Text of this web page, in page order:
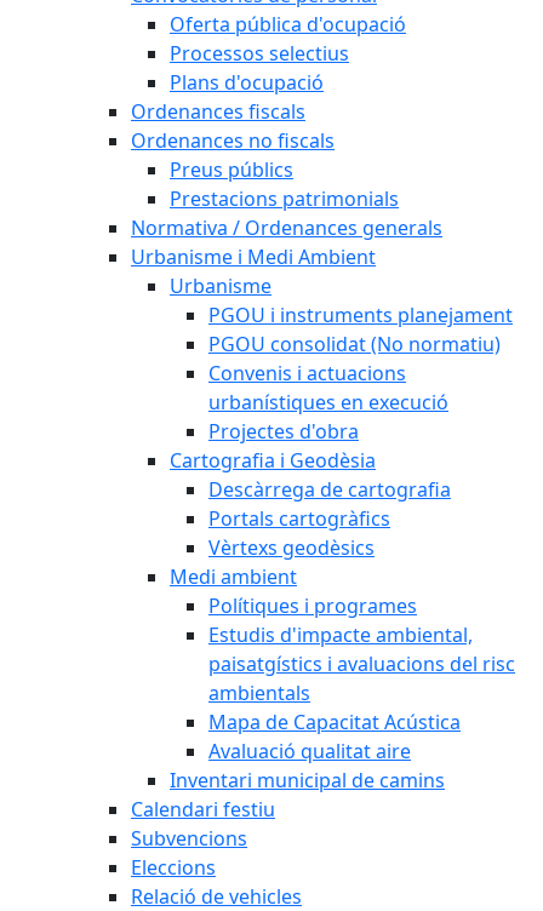
Oferta pública d'ocupació
Processos selectius
Plans d'ocupació
Ordenances fiscals
Ordenances no fiscals
Preus públics
Prestacions patrimonials
Normativa / Ordenances generals
Urbanisme i Medi Ambient
Urbanisme
PGOU i instruments planejament
PGOU consolidat (No normatiu)
Convenis i actuacions
urbanístiques en execució
Projectes d'obra
Cartografia i Geodèsia
Descàrrega de cartografia
Portals cartogràfics
Vèrtexs geodèsics
Medi ambient
Polítiques i programes
Estudis d'impacte ambiental,
paisatgístics i avaluacions del risc
ambientals
Mapa de Capacitat Acústica
Avaluació qualitat aire
Inventari municipal de camins
Calendari festiu
Subvencions
Eleccions
Relació de vehicles